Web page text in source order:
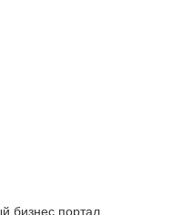
бизнес портал